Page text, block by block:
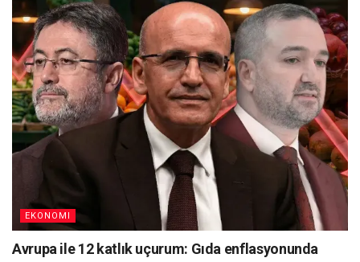
EKONOMI
Avrupa ile 12 katlık uçurum: Gıda enflasyonunda